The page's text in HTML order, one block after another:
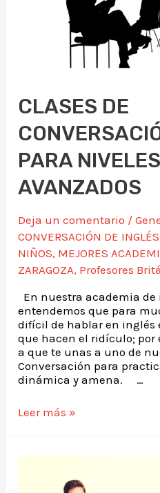
CLASES DE
PARA
AVANZADOS
Deja un comentario /
CONVERSACIÓN DE INGLÉS
NIÑOS, MEJORES
ZARAGOZA, Profesores
En nuestra academia de
entendemos que para
difícil de hablar en inglés
que hacen el ridículo; por
a que te unas a uno de
Conversación para
dinámica y amena. …
Leer más »